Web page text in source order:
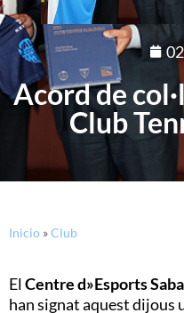
Acord de
Club
Inicio »Club
ElCentre d»Esports
han signat aquest dijous